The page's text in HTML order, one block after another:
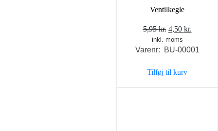
Ventilkegle
5,95kr. Den
oprindelige
pris
5,95 kr..
4,50 kr.Den
pris
inkl. moms
Varenr: BU-00001
Tilføj til kurv